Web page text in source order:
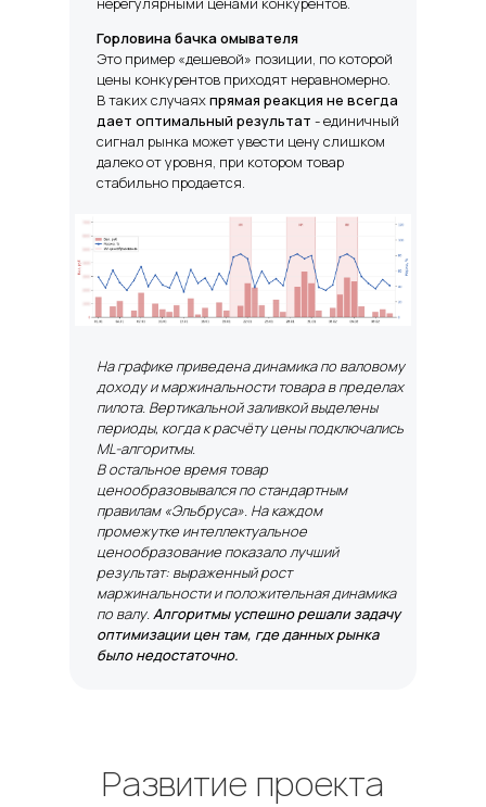
На графике приведена динамика по валовому
доходу и маржинальности товара в пределах
пилота. Вертикальной заливкой выделены
периоды, когда к расчёту цены подключались
ML-алгоритмы.
В остальное время товар
ценообразовывался по стандартным
правилам «Эльбруса». На каждом
промежутке интеллектуальное
ценообразование показало лучший
результат: выраженный рост
маржинальности и положительная динамика
по валу.Алгоритмы успешно решали задачу
оптимизации цен там, где данных рынка
было недостаточно.
Горловина бачка омывателя
Это пример «дешевой» позиции, по которой
цены конкурентов приходят неравномерно.
В таких случаяхпрямая реакция не всегда
дает оптимальный результат -единичный
сигнал рынка может увести цену слишком
далеко от уровня, при котором товар
стабильно продается.
Развитие проекта